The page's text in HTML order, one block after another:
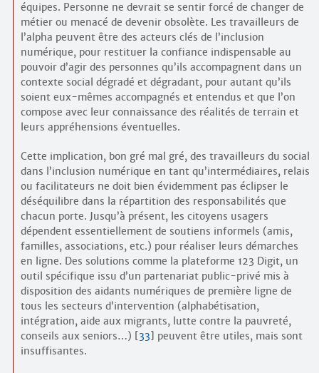
équipes. Personne ne devrait se sentir forcé de changer de
métier ou menacé de devenir obsolète. Les travailleurs de
l’alpha peuvent être des acteurs clés de l’inclusion
numérique, pour restituer la confiance indispensable au
pouvoir d’agir des personnes qu’ils accompagnent dans un
contexte social dégradé et dégradant, pour autant qu’ils
soient eux-mêmes accompagnés et entendus et que l’on
compose avec leur connaissance des réalités de terrain et
leurs appréhensions éventuelles.
Cette implication, bon gré mal gré, des travailleurs du social
dans l’inclusion numérique en tant qu’intermédiaires, relais
ou facilitateurs ne doit bien évidemment pas éclipser le
déséquilibre dans la répartition des responsabilités que
chacun porte. Jusqu’à présent, les citoyens usagers
dépendent essentiellement de soutiens informels (amis,
familles, associations, etc.) pour réaliser leurs démarches
en ligne. Des solutions comme la plateforme 123 Digit, un
outil spécifique issu d’un partenariat public-privé mis à
disposition des aidants numériques de première ligne de
tous les secteurs d’intervention (alphabétisation,
intégration, aide aux migrants, lutte contre la pauvreté,
conseils aux seniors…) [33] peuvent être utiles, mais sont
insuffisantes.